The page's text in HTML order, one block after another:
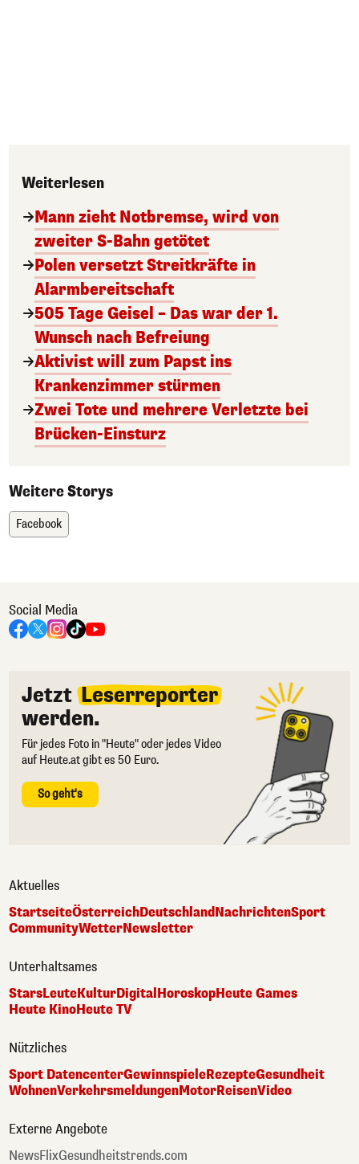
Weiterlesen
Mann zieht Notbremse, wird von
zweiter S-Bahn getötet
Polen versetzt Streitkräfte in
Alarmbereitschaft
505 Tage Geisel – Das war der 1.
Wunsch nach Befreiung
Aktivist will zum Papst ins
Krankenzimmer stürmen
Zwei Tote und mehrere Verletzte bei
Brücken-Einsturz
Weitere Storys
Facebook
Social Media
Jetzt Leserreporter
werden.
Für jedes Foto in "Heute" oder jedes Video
auf Heute.at gibt es 50 Euro.
So geht's
Aktuelles
StartseiteÖsterreichDeutschlandNachrichtenSport
CommunityWetterNewsletter
Unterhaltsames
StarsLeuteKulturDigitalHoroskopHeute Games
Heute KinoHeute TV
Nützliches
Sport DatencenterGewinnspieleRezepteGesundheit
WohnenVerkehrsmeldungenMotorReisenVideo
Externe Angebote
NewsFlixGesundheitstrends.com